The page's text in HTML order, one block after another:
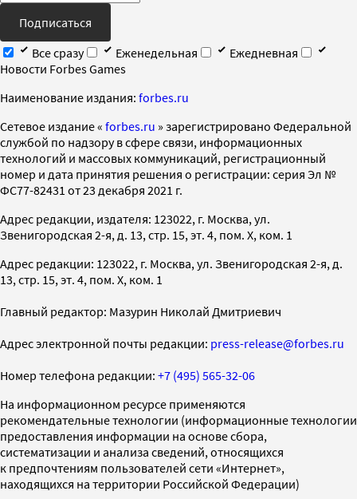
Подписаться
Все сразу
Еженедельная
Ежедневная
Новости Forbes Games
Наименование издания: forbes.ru
Cетевое издание « forbes.ru » зарегистрировано Федеральной
службой по надзору в сфере связи, информационных
технологий и массовых коммуникаций, регистрационный
номер и дата принятия решения о регистрации: серия Эл №
ФС77-82431 от 23 декабря 2021 г.
Адрес редакции, издателя: 123022, г. Москва, ул.
Звенигородская 2-я, д. 13, стр. 15, эт. 4, пом. X, ком. 1
Адрес редакции: 123022, г. Москва, ул. Звенигородская 2-я, д.
13, стр. 15, эт. 4, пом. X, ком. 1
Главный редактор: Мазурин Николай Дмитриевич
Адрес электронной почты редакции: press-release@forbes.ru
Номер телефона редакции: +7 (495) 565-32-06
На информационном ресурсе применяются
рекомендательные технологии (информационные технологии
предоставления информации на основе сбора,
систематизации и анализа сведений, относящихся
к предпочтениям пользователей сети «Интернет»,
находящихся на территории Российской Федерации)